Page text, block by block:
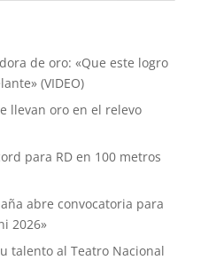
de oro: «Que este logro
(VIDEO)
llevan oro en el relevo
para RD en 100 metros
abre convocatoria para
2026»
talento al Teatro Nacional